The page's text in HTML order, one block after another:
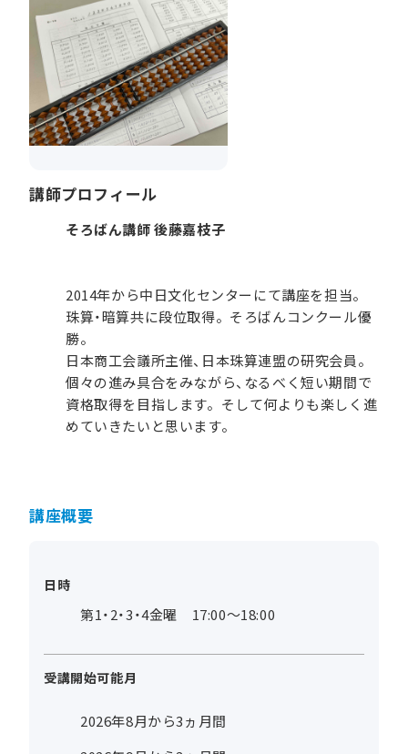
講師プロフィール
そろばん講師 後藤嘉枝子
2014年から中日文化センターにて講座を担当。
珠算・暗算共に段位取得。そろばんコンクール優
勝。
日本商工会議所主催、日本珠算連盟の研究会員。
個々の進み具合をみながら、なるべく短い期間で
資格取得を目指します。そして何よりも楽しく進
めていきたいと思います。
講座概要
日時
第1・2・3・4金曜 17:00～18:00
受講開始可能月
2026年8月から3ヵ月間